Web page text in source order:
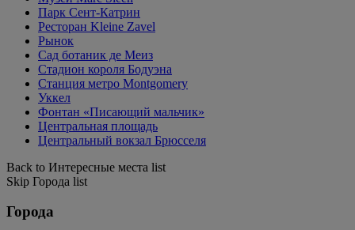
Парк Сент-Катрин
Ресторан Kleine Zavel
Рынок
Сад ботаник де Меиз
Стадион короля Бодуэна
Станция метро Montgomery
Уккел
Фонтан «Писающий мальчик»
Центральная площадь
Центральный вокзал Брюсселя
Back to Интересные места list
Skip Города list
Города